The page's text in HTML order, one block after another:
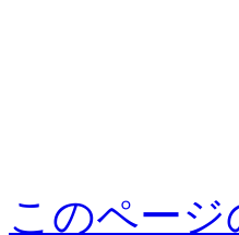
このペー